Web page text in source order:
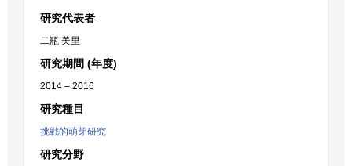
研究代表者
二瓶 美里
研究期間 (年度)
2014 – 2016
研究種目
挑戦的萌芽研究
研究分野